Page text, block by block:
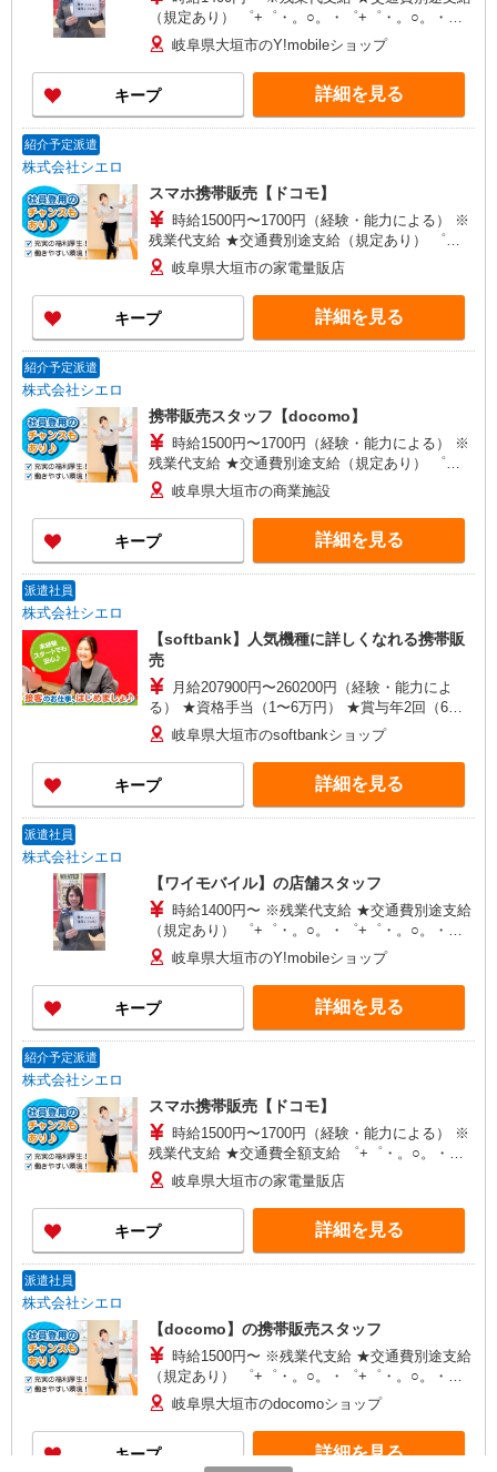
（規定あり） ゜+゜・。○。・゜+゜・。○。・゜
+゜ 入社祝い金10万円支給(規定有) お友達を紹介
頂くと, インセンティブ支給(規定有) ★月2回払
い・週払い可能（規程有）★ ゜・。○。・゜
+゜・。○。・゜+゜
岐阜県大垣市のY!mobileショップ
キープ 詳細を見る
紹介予定派遣
株式会社シエロ
スマホ携帯販売【ドコモ】
時給1500円〜1700円（経験・能力による） ※
残業代支給 ★交通費別途支給（規定あり） ゜
+゜・。○。・゜+゜・。○。・゜+゜ 入社祝い金10
万円支給(規定有) お友達を紹介頂くと, インセンテ
ィブ支給(規定有) ★月2回払い・週払い可能（規程
有）★ ゜・。○。・゜+゜・。○。・゜+゜
岐阜県大垣市の家電量販店
キープ 詳細を見る
紹介予定派遣
株式会社シエロ
携帯販売スタッフ【docomo】
時給1500円〜1700円（経験・能力による） ※
残業代支給 ★交通費別途支給（規定あり） ゜
+゜・。○。・゜+゜・。○。・゜+゜ 入社祝い金10
万円支給(規定有) お友達を紹介頂くと, インセンテ
ィブ支給(規定有) ★月2回払い・週払い可能（規程
有）★ ゜・。○。・゜+゜・。○。・゜+゜
岐阜県大垣市の商業施設
キープ 詳細を見る
派遣社員
株式会社シエロ
【softbank】人気機種に詳しくなれる携帯販
売
月給207900円〜260200円（経験・能力によ
る） ★資格手当（1〜6万円） ★賞与年2回（6
月・12月・実績最高5.4カ月分） ※残業代支給 ★
交通費別途支給（規定あり） 未経験から入社半年
で年収400万円以上への昇給実績あり ゜+゜・。
○。・゜+゜・。○。・゜+゜ 入社祝い金10万円支
給(規定有) お友達を紹介頂くと, インセンティブ支
岐阜県大垣市のsoftbankショップ
キープ 詳細を見る
派遣社員
株式会社シエロ
【ワイモバイル】の店舗スタッフ
時給1400円〜 ※残業代支給 ★交通費別途支給
（規定あり） ゜+゜・。○。・゜+゜・。○。・゜
+゜ 入社祝い金10万円支給(規定有) お友達を紹介
頂くと, インセンティブ支給(規定有) ★月2回払
い・週払い可能（規程有）★ ゜・。○。・゜
+゜・。○。・゜+゜
岐阜県大垣市のY!mobileショップ
キープ 詳細を見る
紹介予定派遣
株式会社シエロ
スマホ携帯販売【ドコモ】
時給1500円〜1700円（経験・能力による） ※
残業代支給 ★交通費全額支給 ゜+゜・。○。・゜
+゜・。○。・゜+゜ 入社祝い金10万円支給(規定
有) お友達を紹介頂くと, インセンティブ支給(規定
有) ★月2回払い・週払い可能（規程有）★ ゜・。
○。・゜+゜・。○。・゜+゜
岐阜県大垣市の家電量販店
キープ 詳細を見る
派遣社員
株式会社シエロ
【docomo】の携帯販売スタッフ
時給1500円〜 ※残業代支給 ★交通費別途支給
（規定あり） ゜+゜・。○。・゜+゜・。○。・゜
+゜ 入社祝い金10万円支給(規定有) お友達を紹介
頂くと, インセンティブ支給(規定有) ★月2回払
い・週払い可能（規程有）★ ゜・。○。・゜
+゜・。○。・゜+゜
岐阜県大垣市のdocomoショップ
キープ 詳細を見る